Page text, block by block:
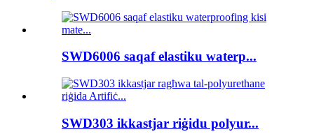
SWD6006 saqaf elastiku waterp...
SWD303 ikkastjar riġidu polyur...